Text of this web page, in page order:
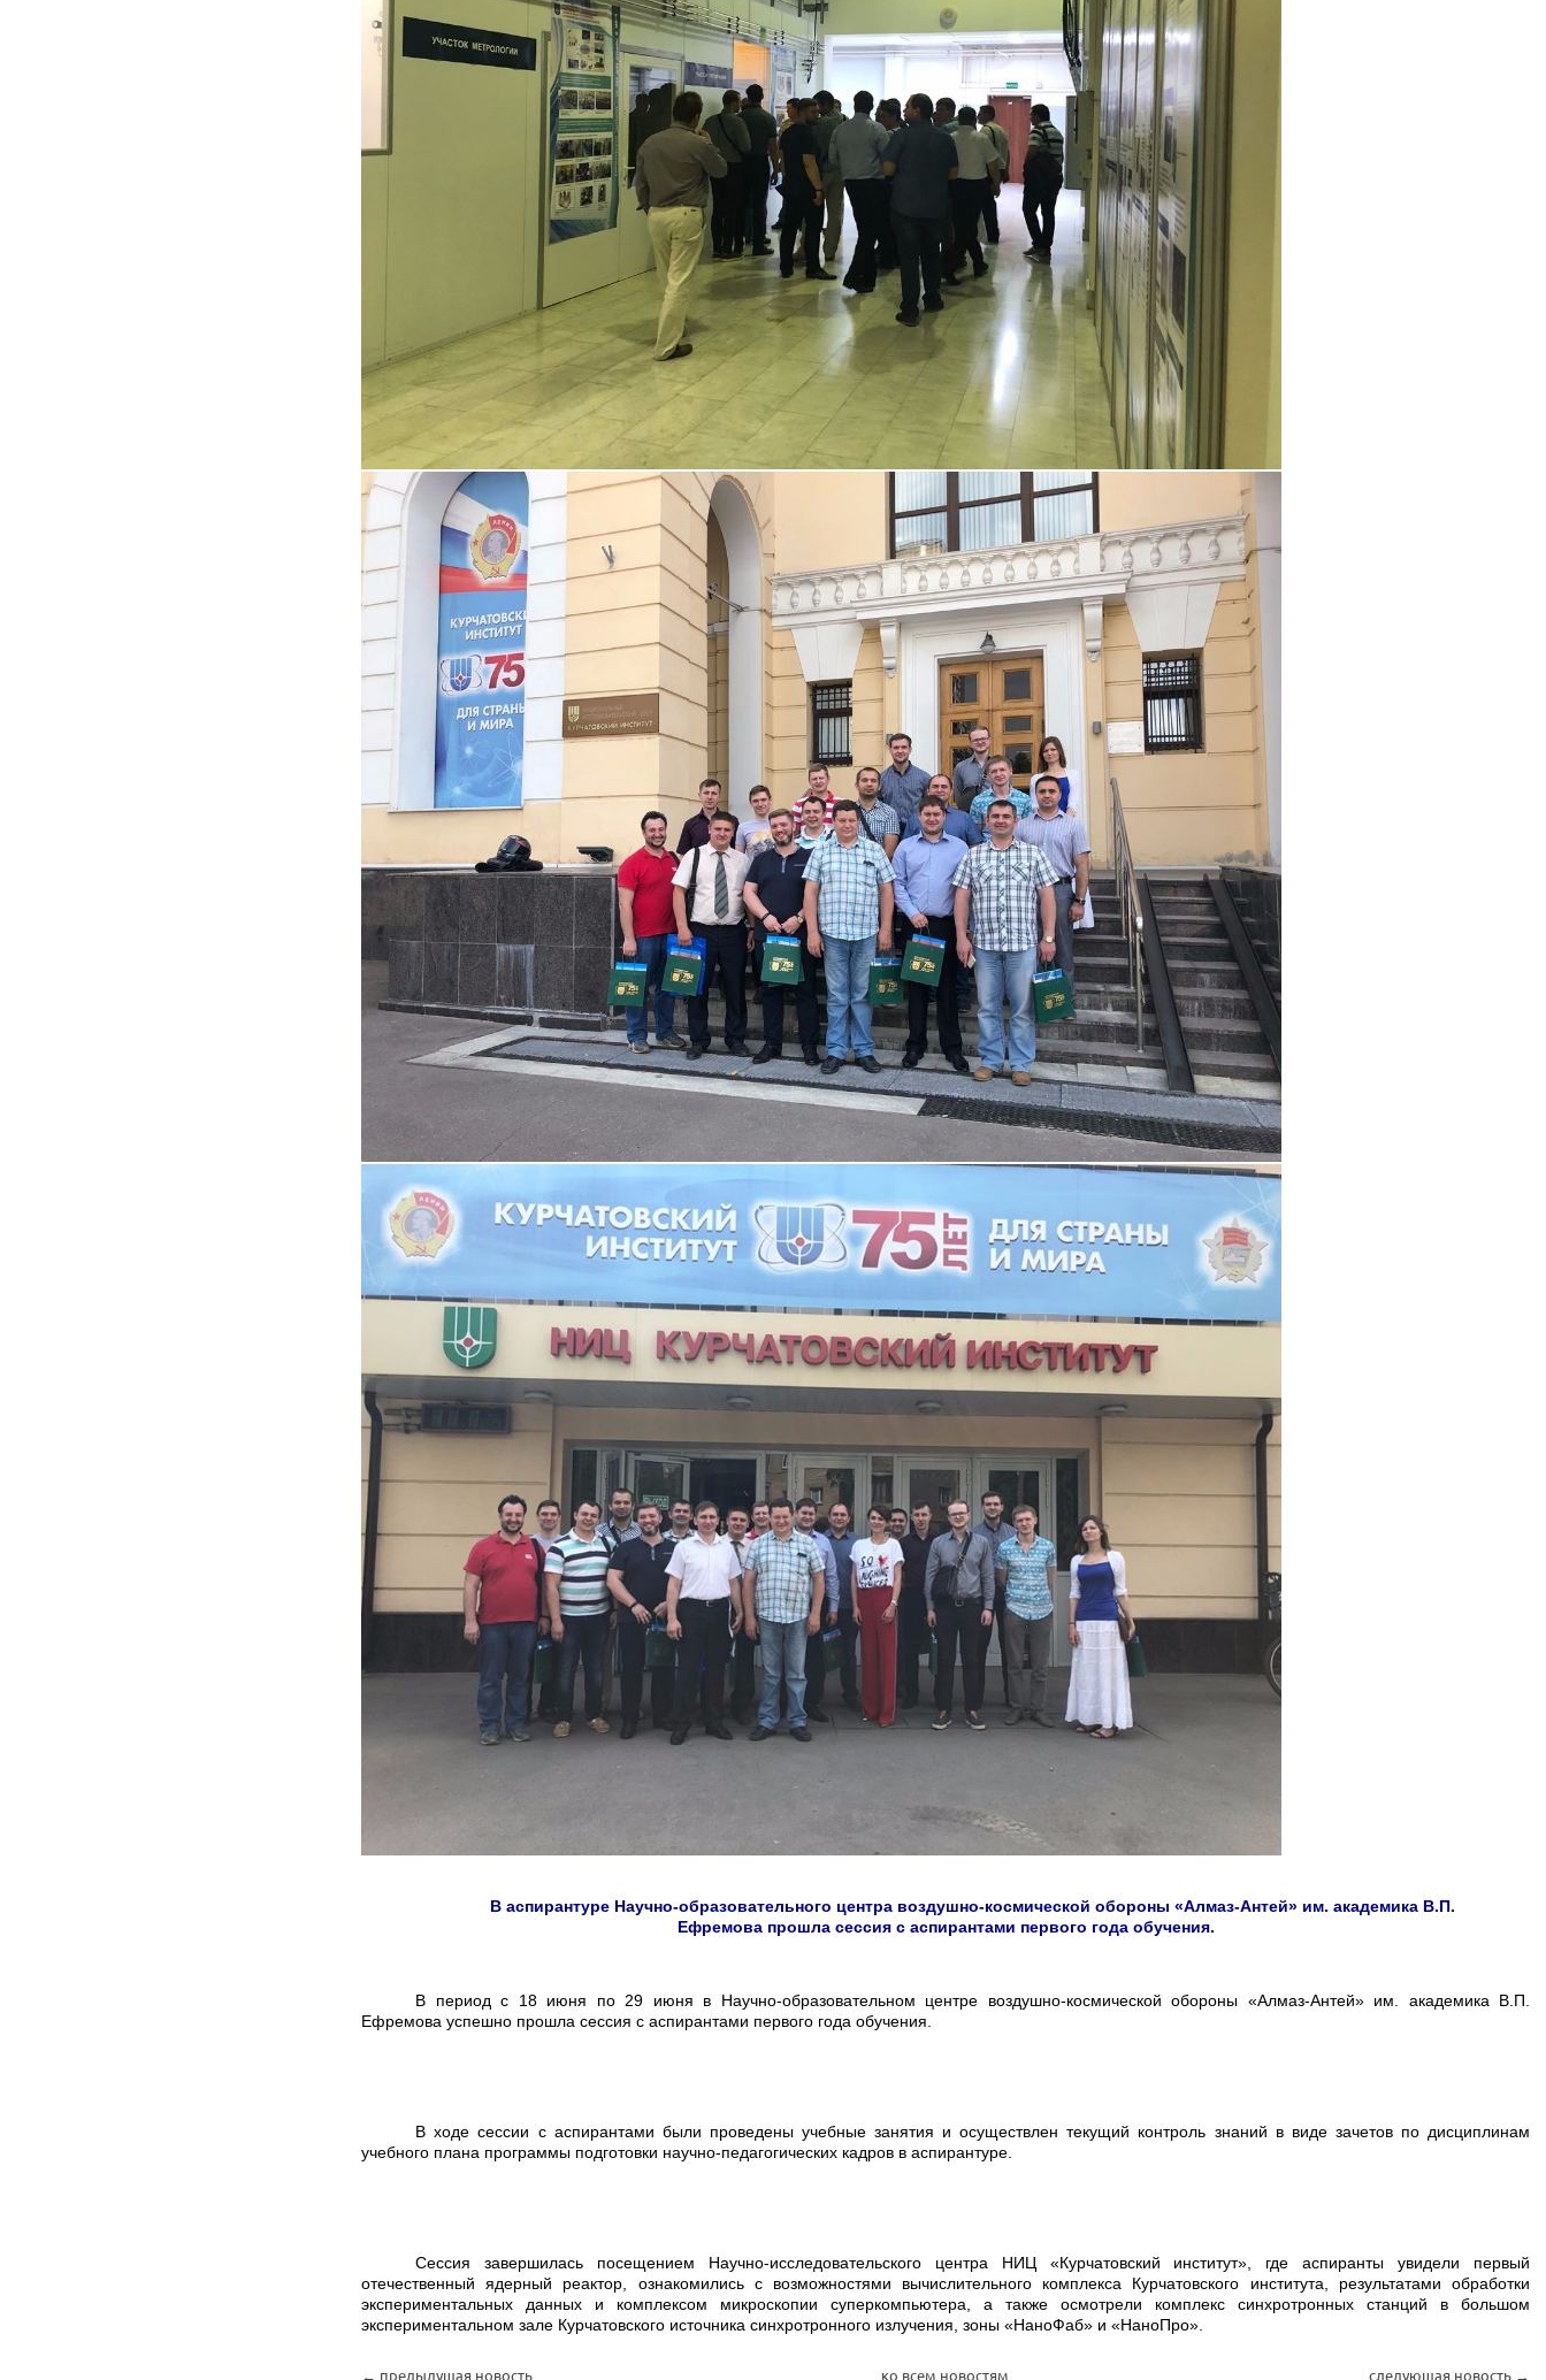
В аспирантуре Научно-образовательного центра воздушно-космической обороны «Алмаз-Антей» им. академика В.П.
Ефремова прошла сессия с аспирантами первого года обучения.
В период с 18 июня по 29 июня в Научно-образовательном центре воздушно-космической обороны «Алмаз-Антей» им. академика В.П.
Ефремова успешно прошла сессия с аспирантами первого года обучения.
В ходе сессии с аспирантами были проведены учебные занятия и осуществлен текущий контроль знаний в виде зачетов по дисциплинам
учебного плана программы подготовки научно-педагогических кадров в аспирантуре.
Сессия завершилась посещением Научно-исследовательского центра НИЦ «Курчатовский институт», где аспиранты увидели первый
отечественный ядерный реактор, ознакомились с возможностями вычислительного комплекса Курчатовского института, результатами обработки
экспериментальных данных и комплексом микроскопии суперкомпьютера, а также осмотрели комплекс синхротронных станций в большом
экспериментальном зале Курчатовского источника синхротронного излучения, зоны «НаноФаб» и «НаноПро».
← предыдущая новость ко всем новостям следующая новость →